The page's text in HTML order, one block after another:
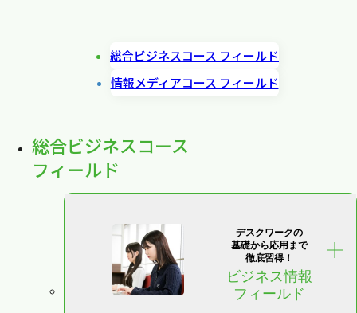
総合ビジネスコース フィールド
情報メディアコース フィールド
総合ビジネスコース
フィールド
デスクワークの
基礎から応用まで
徹底習得！
ビジネス情報
フィールド